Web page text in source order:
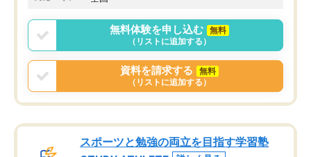
無料体験を申し込む
無料
（リストに追加する）
資料を請求する
無料
（リストに追加する）
スポーツと勉強の両立を目指す学習塾